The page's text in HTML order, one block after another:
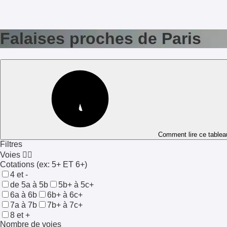
Falaises proches de Paris
Comment lire ce
Filtres
Voies 🧗‍♀️
Cotations (ex: 5+ ET 6+)
4 et -
de 5a à 5b
5b+ à 5c+
6a à 6b
6b+ à 6c+
7a à 7b
7b+ à 7c+
8 et +
Nombre de voies